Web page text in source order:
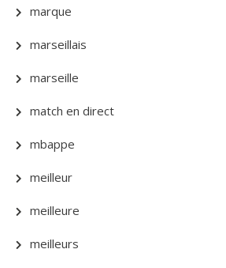
marque
marseillais
marseille
match en direct
mbappe
meilleur
meilleure
meilleurs